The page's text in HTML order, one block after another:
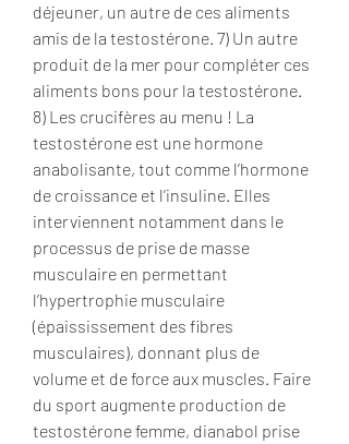
déjeuner, un autre de ces aliments
amis de la testostérone. 7) Un autre
produit de la mer pour compléter ces
aliments bons pour la testostérone.
8) Les crucifères au menu ! La
testostérone est une hormone
anabolisante, tout comme l’hormone
de croissance et l’insuline. Elles
interviennent notamment dans le
processus de prise de masse
musculaire en permettant
l’hypertrophie musculaire
(épaississement des fibres
musculaires), donnant plus de
volume et de force aux muscles. Faire
du sport augmente production de
testostérone femme, dianabol prise